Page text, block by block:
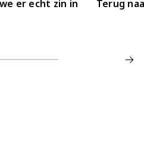
er echt zin in
Terug